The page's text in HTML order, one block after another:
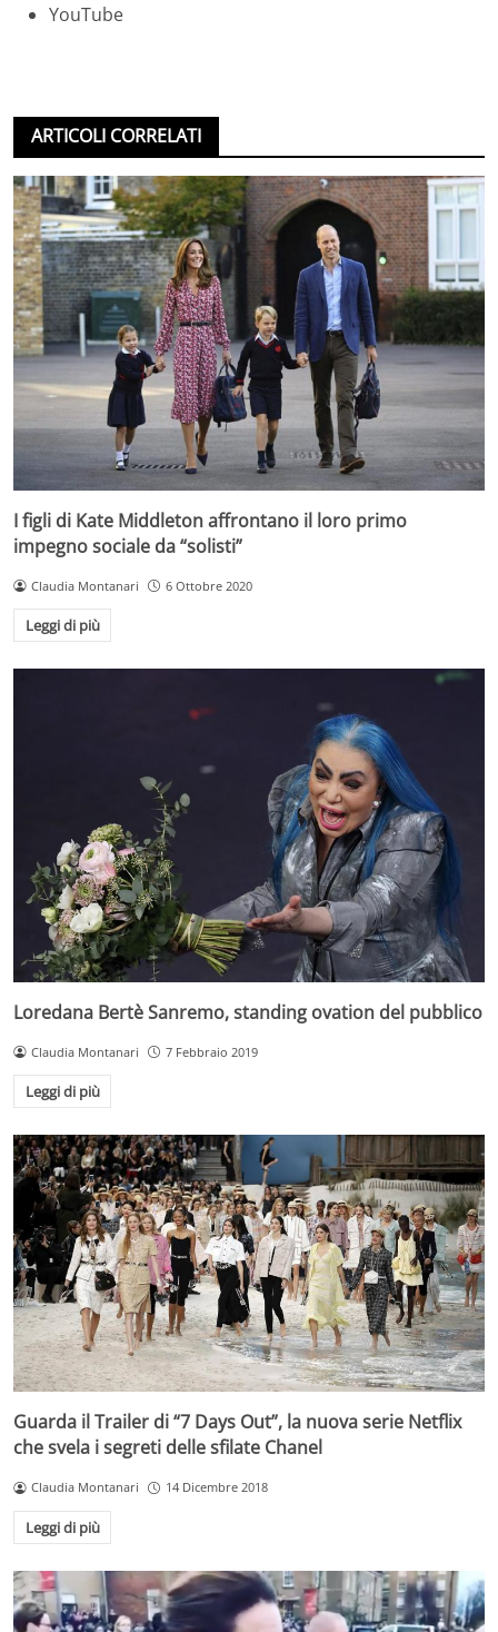
YouTube
ARTICOLI CORRELATI
I figli di Kate Middleton affrontano il loro primo
impegno sociale da “solisti”
Claudia Montanari 6 Ottobre 2020
Leggi di più
Loredana Bertè Sanremo, standing ovation del pubblico
Claudia Montanari 7 Febbraio 2019
Leggi di più
Guarda il Trailer di “7 Days Out”, la nuova serie Netflix
che svela i segreti delle sfilate Chanel
Claudia Montanari 14 Dicembre 2018
Leggi di più